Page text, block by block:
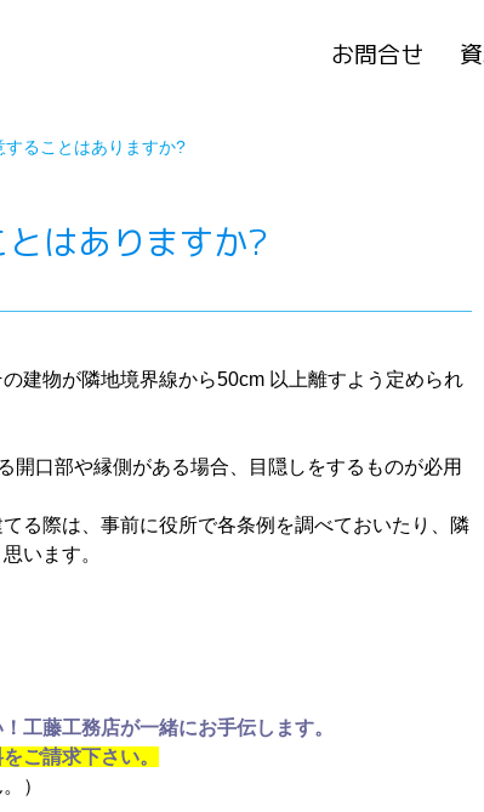
お問合せ
ることはありますか?
はありますか?
建物が隣地境界線から50cm 以上離すよう定められ
開口部や縁側がある場合、目隠しをするものが必用
る際は、事前に役所で各条例を調べておいたり、隣
います。
工藤工務店が一緒にお手伝します。
ご請求下さい。
）